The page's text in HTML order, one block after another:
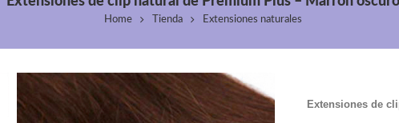
Home Tienda Extensiones naturales
Extensiones de